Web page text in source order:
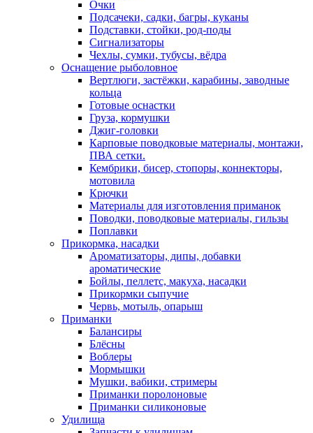
Очки
Подсачеки, садки, багры, куканы
Подставки, стойки, род-поды
Сигнализаторы
Чехлы, сумки, тубусы, вёдра
Оснащение рыболовное
Вертлюги, застёжки, карабины, заводные
кольца
Готовые оснастки
Груза, кормушки
Джиг-головки
Карповые поводковые материалы, монтажи,
ПВА сетки.
Кембрики, бисер, стопоры, коннекторы,
мотовила
Крючки
Материалы для изготовления приманок
Поводки, поводковые материалы, гильзы
Поплавки
Прикормка, насадки
Ароматизаторы, дипы, добавки
ароматические
Бойлы, пеллетс, макуха, насадки
Прикормки сыпучие
Червь, мотыль, опарыш
Приманки
Балансиры
Блёсны
Воблеры
Мормышки
Мушки, вабики, стримеры
Приманки поролоновые
Приманки силиконовые
Удилища